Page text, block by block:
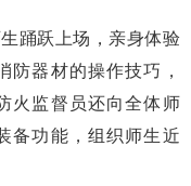
踊跃上场，亲身体验
防器材的操作技巧，
火监督员还向全体师
备功能，组织师生近